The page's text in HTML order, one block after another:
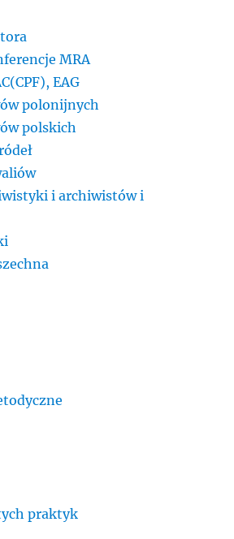
MRA
EAG
polonijnych
polskich
i archiwistów i
praktyk